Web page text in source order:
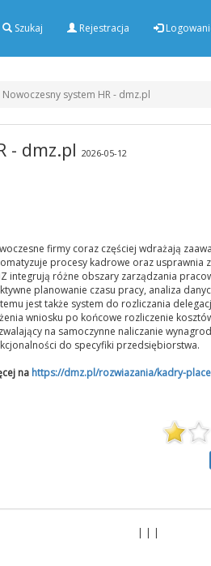
Szukaj Rejestracja
Nowoczesny system HR - dmz.pl
- dmz.pl 2026-05-12
firmy coraz częściej wdrażają
procesy kadrowe oraz usprawnia
integrują różne obszary zarządzania
planowanie czasu pracy, analiza
jest także system do rozliczania
wniosku po końcowe rozliczenie
na samoczynne naliczanie
do specyfiki przedsiębiorstwa.
na https://dmz.pl/rozwiazania/kadry-place
| | |